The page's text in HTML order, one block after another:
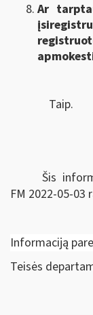
Ar
Taip.
Šis
FM 2022-05-03
Informaciją
Teisės